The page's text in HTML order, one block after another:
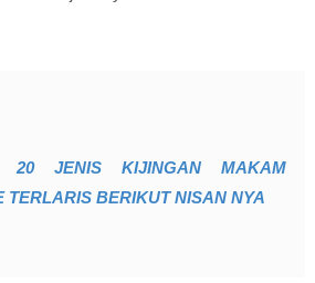
20 JENIS KIJINGAN MAKAM
TERLARIS BERIKUT NISAN NYA